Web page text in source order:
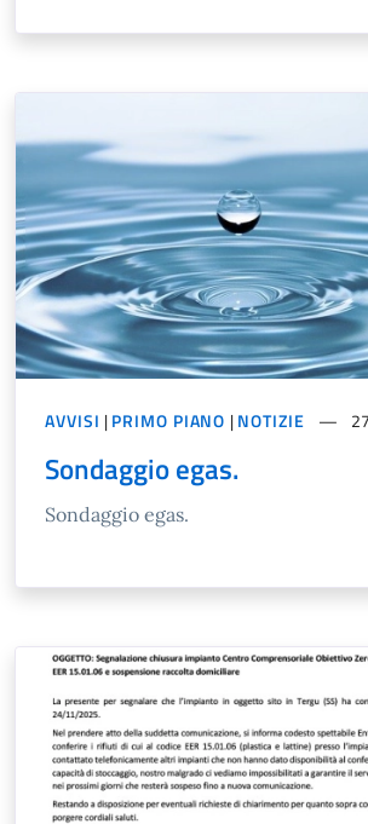
AVVISI |PRIMO PIANO |NOTIZIE
Sondaggio egas.
Sondaggio egas.